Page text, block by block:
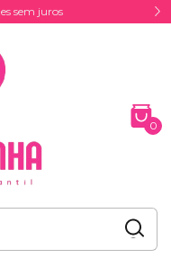
Excursões
0